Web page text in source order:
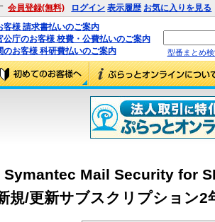
会員登録(無料) ログイン 表示履歴 お気に入りを見る
客様 請求書払いのご案内
公庁のお客様 校費・公費払いのご案内
のお客様 科研費払いのご案内
型番まとめ
Mail Security for
規/更新サブスクリプション